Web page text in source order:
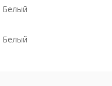
Белый
Белый